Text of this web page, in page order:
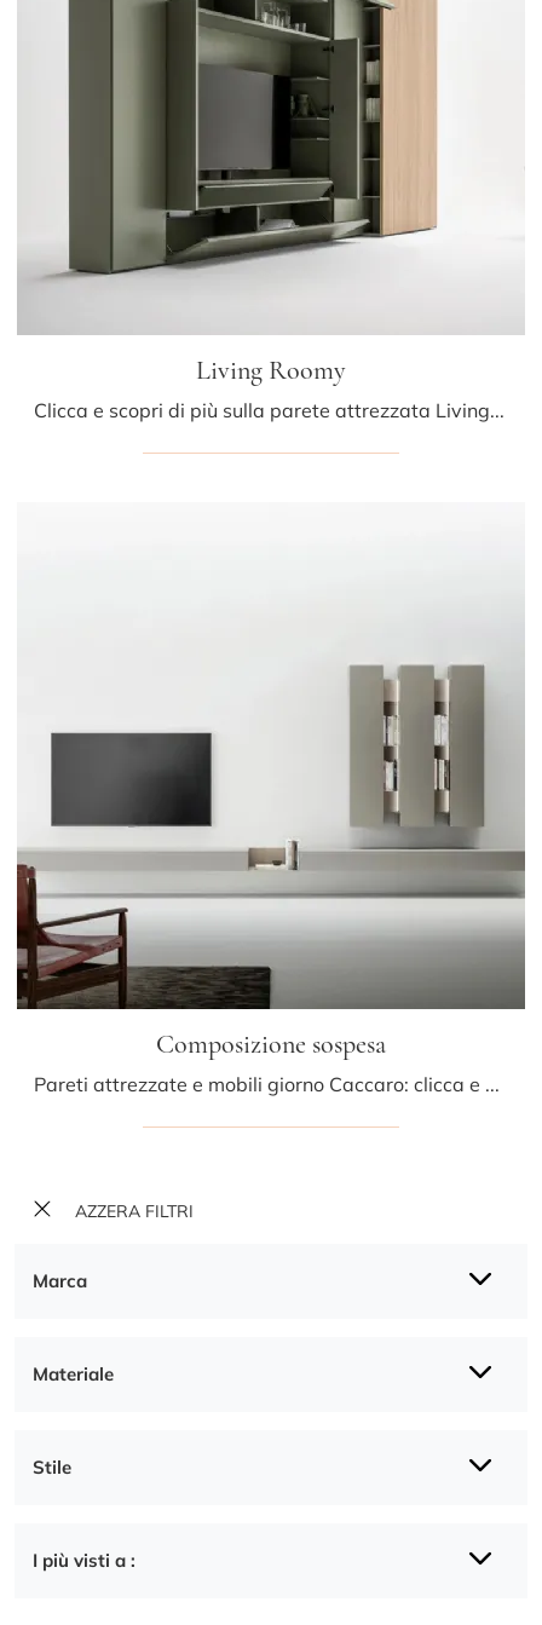
AZZERA FILTRI
Marca
Materiale
Stile
I più visti a :
Living Roomy
Clicca e scopri di più sulla parete attrezzata Living Roomy della firma Caccaro: è la soluzione dalle linee moderne perfetta per te.
Composizione sospesa
Pareti attrezzate e mobili giorno Caccaro: clicca e scopri il modello Composizione sospesa e potrai valorizzare stanze moderne di ogni genere.